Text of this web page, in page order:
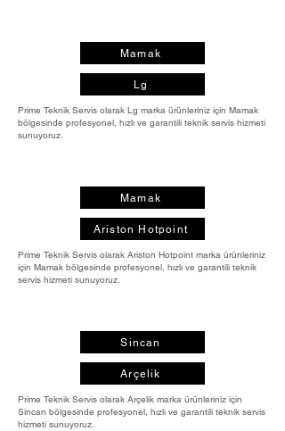
Mamak
Lg
Prime Teknik Servis olarak Lg marka ürünleriniz için Mamak
bölgesinde profesyonel, hızlı ve garantili teknik servis hizmeti
sunuyoruz.
Mamak
Ariston Hotpoint
Prime Teknik Servis olarak Ariston Hotpoint marka ürünleriniz
için Mamak bölgesinde profesyonel, hızlı ve garantili teknik
servis hizmeti sunuyoruz.
Sincan
Arçelik
Prime Teknik Servis olarak Arçelik marka ürünleriniz için
Sincan bölgesinde profesyonel, hızlı ve garantili teknik servis
hizmeti sunuyoruz.